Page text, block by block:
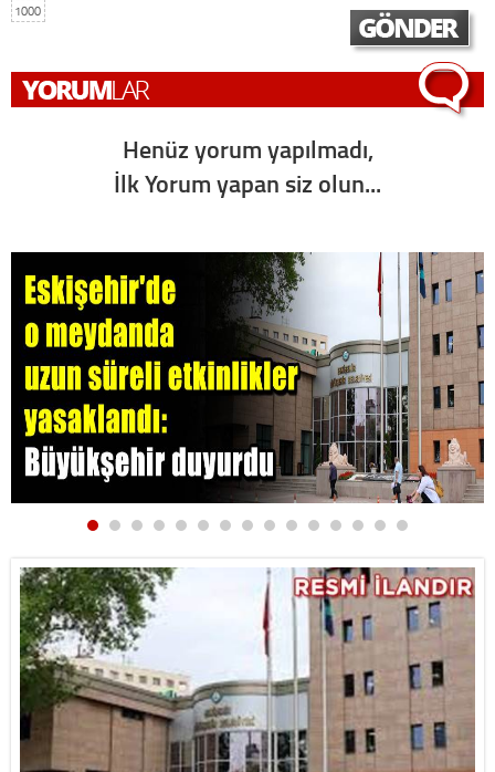
1000
Henüz yorum yapılmadı,
İlk Yorum yapan siz olun...